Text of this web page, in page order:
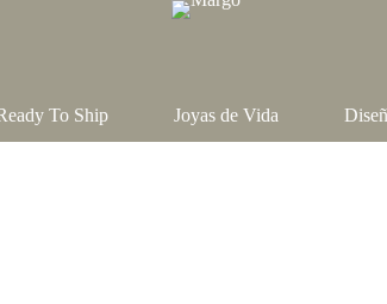
To Ship Joyas de Vida